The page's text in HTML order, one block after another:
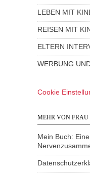
LEBEN MIT
REISEN MIT
ELTERN
WERBUNG
Cookie
MEHR VON FRAU
Mein Buch: